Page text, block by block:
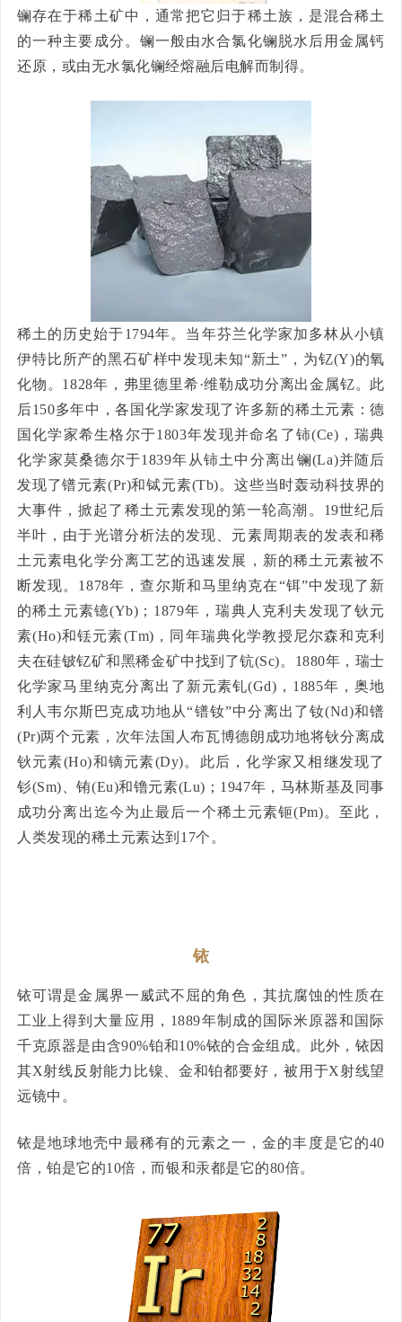
镧存在于稀土矿中，通常把它归于稀土族，是混合稀土
的一种主要成分。镧一般由水合氯化镧脱水后用金属钙
还原，或由无水氯化镧经熔融后电解而制得。
稀土的历史始于1794年。当年芬兰化学家加多林从小镇
伊特比所产的黑石矿样中发现未知“新土”，为钇(Y)的氧
化物。1828年，弗里德里希·维勒成功分离出金属钇。此
后150多年中，各国化学家发现了许多新的稀土元素：德
国化学家希生格尔于1803年发现并命名了铈(Ce)，瑞典
化学家莫桑德尔于1839年从铈土中分离出镧(La)并随后
发现了镨元素(Pr)和铽元素(Tb)。这些当时轰动科技界的
大事件，掀起了稀土元素发现的第一轮高潮。19世纪后
半叶，由于光谱分析法的发现、元素周期表的发表和稀
土元素电化学分离工艺的迅速发展，新的稀土元素被不
断发现。1878年，查尔斯和马里纳克在“铒”中发现了新
的稀土元素镱(Yb)；1879年，瑞典人克利夫发现了钬元
素(Ho)和铥元素(Tm)，同年瑞典化学教授尼尔森和克利
夫在硅铍钇矿和黑稀金矿中找到了钪(Sc)。1880年，瑞士
化学家马里纳克分离出了新元素钆(Gd)，1885年，奥地
利人韦尔斯巴克成功地从“镨钕”中分离出了钕(Nd)和镨
(Pr)两个元素，次年法国人布瓦博德朗成功地将钬分离成
钬元素(Ho)和镝元素(Dy)。此后，化学家又相继发现了
钐(Sm)、铕(Eu)和镥元素(Lu)；1947年，马林斯基及同事
成功分离出迄今为止最后一个稀土元素钷(Pm)。至此，
人类发现的稀土元素达到17个。
铱
铱可谓是金属界一威武不屈的角色，其抗腐蚀的性质在
工业上得到大量应用，1889年制成的国际米原器和国际
千克原器是由含90%铂和10%铱的合金组成。此外，铱因
其X射线反射能力比镍、金和铂都要好，被用于X射线望
远镜中。
铱是地球地壳中最稀有的元素之一，金的丰度是它的40
倍，铂是它的10倍，而银和汞都是它的80倍。